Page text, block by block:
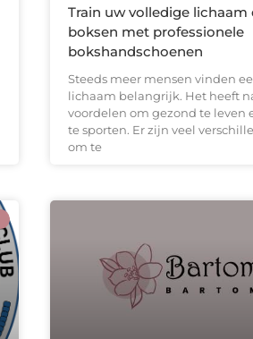
Train uw volledige lichaam
boksen met professionele
bokshandschoenen
Steeds meer mensen vinden
lichaam belangrijk. Het heeft
voordelen om gezond te leven
te sporten. Er zijn veel
om te